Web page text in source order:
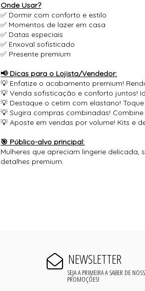
Onde Usar?
✅ Dormir com conforto e estilo
✅ Momentos de lazer em casa
✅ Datas especiais
✅ Enxoval sofisticado
✅ Presente premium
📢 Dicas para o Lojista/Vendedor:
💡 Enfatize o acabamento premium!
💡 Venda sofisticação e conforto juntos!
💡 Destaque o cetim com elastano!
💡 Sugira compras combinadas!
💡 Aposte em vendas por volume! Kits e
🎯 Público-alvo principal:
Mulheres que apreciam lingerie
detalhes premium.
NEWSLETTER
SEJA A PRIMEIRA A SABER DE
PROMOÇÕES!